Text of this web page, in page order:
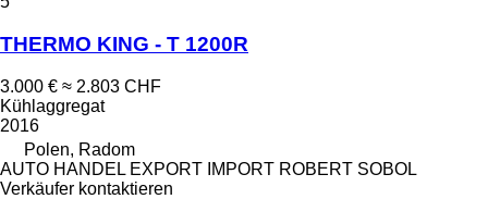
THERMO KING - T 1200R
3.000 € ≈ 2.803 CHF
Kühlaggregat
2016
Polen, Radom
AUTO HANDEL EXPORT IMPORT ROBERT SOBOL
Verkäufer kontaktieren